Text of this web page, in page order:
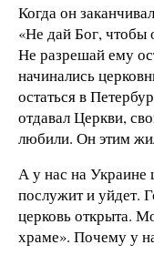
Когда он
«Не дай Бог, чтобы
Не разрешай ему
начинались
остаться в
отдавал Церкви,
любили. Он этим
А у нас на Украине
послужит и уйдет.
церковь открыта.
храме». Почему у